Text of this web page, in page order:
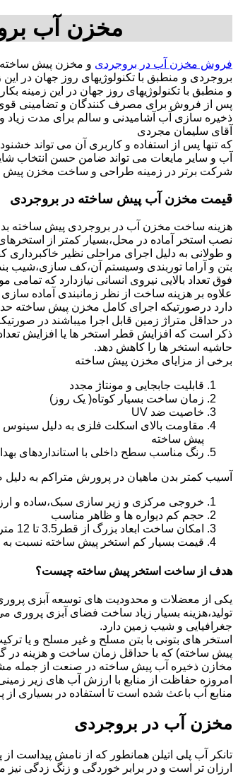
مخزن آب
فروش مخزن آب در بروجردی و مخزن پیش
بروجردی و منطبق با تکنولوژیهای روز جهان
و منطبق با تکنولوژیهای روز جهان در این زمینه
پس از فروش برای مصرف کنندگان و تضامینی قوی
آقای سلیمان مجردی
که تنها پس از استفاده و کاربری آن می تواند
آب و سایر مایعات می تواند ضامن حسن انتخاب
شرکت برتر در زمینه طراحی و ساخت مخزن پیش
قیمت مخزن آب پیش ساخته در بروجردی
هزینه ساخت مخزن آب در بروجردی پیش ساخته
نصب استخر آماده در محل،بسیار کمتر از
و طولانی به دلیل اجرای مراحلی نظیر خاکبرداری
بتن و آراما توربندی وسیستم آن،کف سازی،شیب
فوق تعداد بالایی نیروی انسانی نیازدارد که
در حداقل متراژ زمین قابل اجرا میباشند در
ذکر است که افزایش قطر استخر ها یا افزایش
حاشیه استخر ها را کاهش دهد.
برخی از مزایای مخزن پیش ساخته
قابلیت جابجایی و مونتاژ مجدد
زمان ساخت بسیار کوتاه( یک روز)
خاصیت ضد UV
مقاومت بالای اسکلت فلزی به دلیل
پیش ساخته
رنگ مناسب سطح داخلی با استانداردهای
آسیب کمتر بدن ماهیان در پرورش متراکم به
خروجی مرکزی و زیر سازی سبک،ساده و
حجم کم دیواره ها و ظاهر مناسب
امکان ساخت ابعاد بزرگ از قطر3.5 تا 12 متر و ارتفاع 1.2 تا 2.2 متر
قیمت بسیار کم استخر پیش ساخته نسبت به
هدف از ساخت استخر پیش ساخته چیست؟
یکی از معضلات و محدودیت های توسعه آبزی پروری
تولید،هزینه بسیار زیاد ساخت فضای آبزی
جغرافیایی و شیب زمین دارد.
استخر های بتونی با بتن مسلح و غیر مسلح و یا
پیش ساخته) که با حداقل زمان ساخت و هزینه در
مخازن ذخیره آب پیش ساخته در صنعت از جمله
امروزه حفاظت از منابع با ارزش آب های زیر
منابع آب باعث شده است تا استفاده در بسیاری از
مخزن آب در بروجردی
تانکر آب پلی اتیلن همانطور که از نامش پیداست
ارزان تر است و در برابر خوردگی و زنگ زدگی